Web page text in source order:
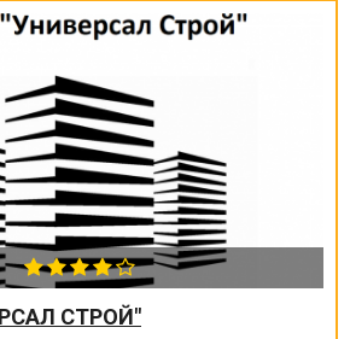
СТРОЙ"